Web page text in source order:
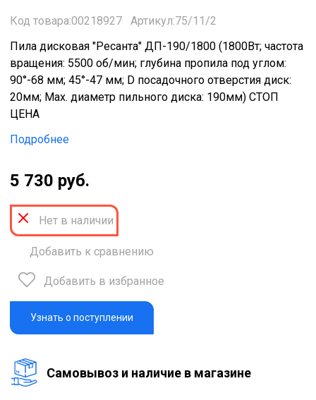
Код товара:00218927
Артикул:75/11/2
Пила дисковая "Ресанта" ДП-190/1800 (1800Вт; частота
вращения: 5500 об/мин; глубина пропила под углом:
90°-68 мм; 45°-47 мм; D посадочного отверстия диск:
20мм; Мах. диаметр пильного диска: 190мм) СТОП
ЦЕНА
Подробнее
5 730 руб.
Нет в наличии
Добавить к сравнению
Добавить в избранное
Узнать о поступлении
Cамовывоз и наличие в магазине